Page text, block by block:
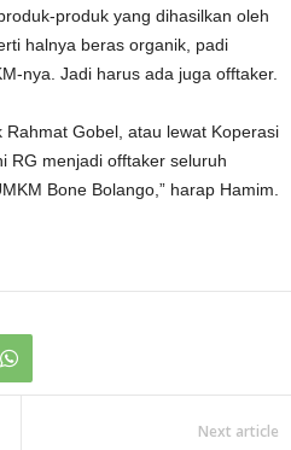
produk yang dihasilkan oleh
halnya beras organik, padi
nya. Jadi harus ada juga offtaker.
Rahmat Gobel, atau lewat Koperasi
RG menjadi offtaker seluruh
Bone Bolango,” harap Hamim.
Next article